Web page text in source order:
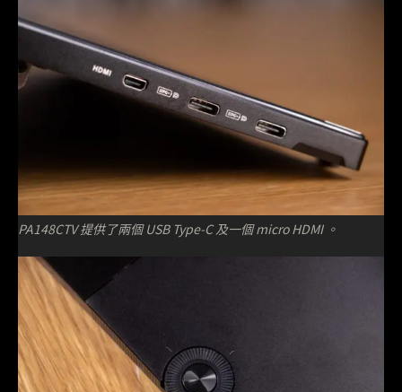
PA148CTV 提供了兩個 USB Type-C 及一個 micro HDMI 。